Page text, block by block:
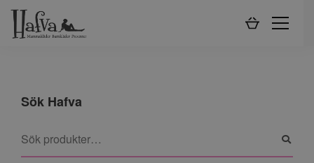
Sök Hafva